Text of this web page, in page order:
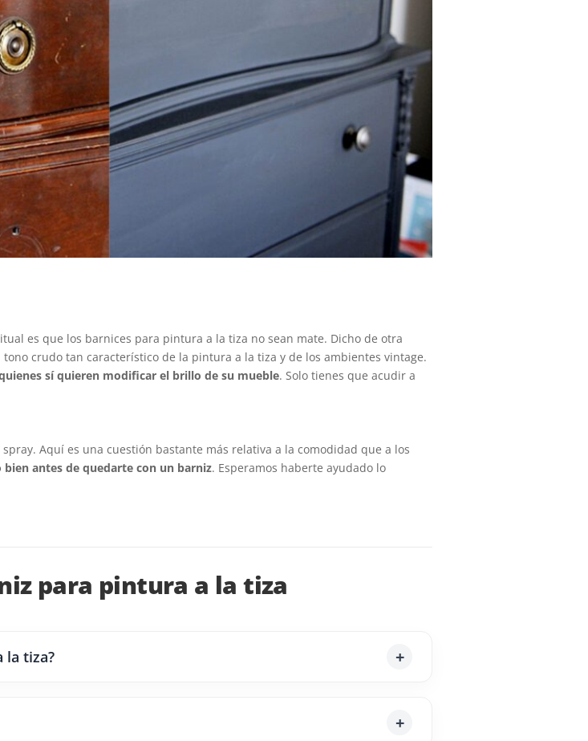
es que los barnices para pintura a la tiza no sean mate. Dicho de otra
crudo tan característico de la pintura a la tiza y de los ambientes vintage.
sí quieren modificar el brillo de su mueble. Solo tienes que acudir a
Aquí es una cuestión bastante más relativa a la comodidad que a los
bien antes de quedarte con un barniz. Esperamos haberte ayudado lo
para pintura a la tiza
la tiza?